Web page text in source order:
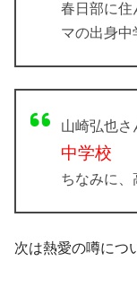
春日部に住
マの出身中
山崎弘也さ
中学校
ちなみに、
次は熱愛の噂につ